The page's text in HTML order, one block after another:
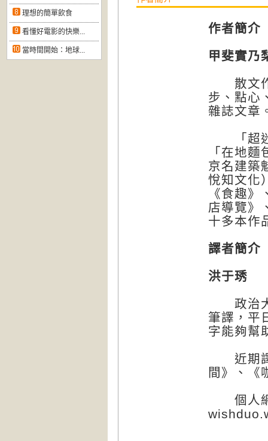
理想的簡單飲食
看懂好電影的快樂...
當時間開始：地球...
作者簡介
甲斐實
散文作
步、點心
雜誌文章
「超迷
「在地
京名建築
悅知文化
《食趣
店導覽》
十多本作
譯者簡介
洪于琇
政治大
筆譯，平
字能夠幫
近期譯
間》、《
個人